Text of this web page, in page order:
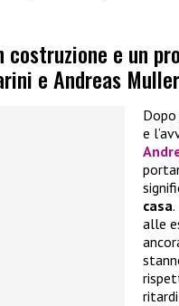
costruzione e un
e Andreas Muller
e
casa
alle